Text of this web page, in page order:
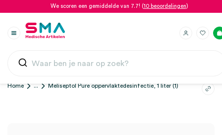
We scoren een gemiddelde van 7.7! (10 beoordelingen)
Home ... Meliseptol Pure oppervlaktedesinfectie, 1 liter (1)